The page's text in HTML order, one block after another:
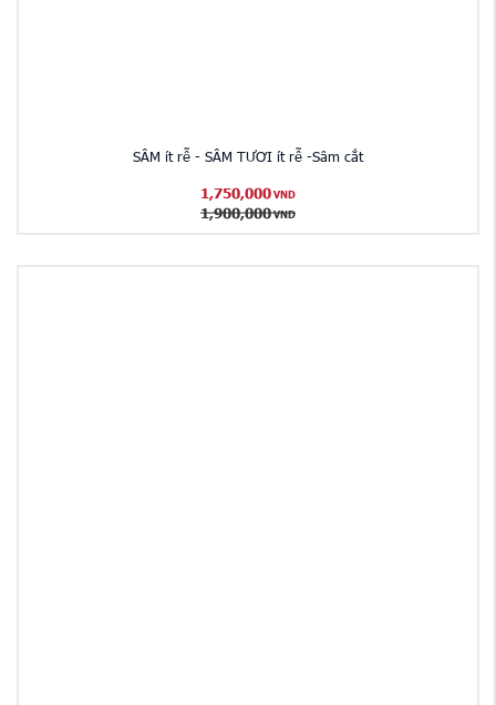
SÂM ít rễ - SÂM TƯƠI ít rễ -Sâm cắt
1,750,000 VND
1,900,000 VND